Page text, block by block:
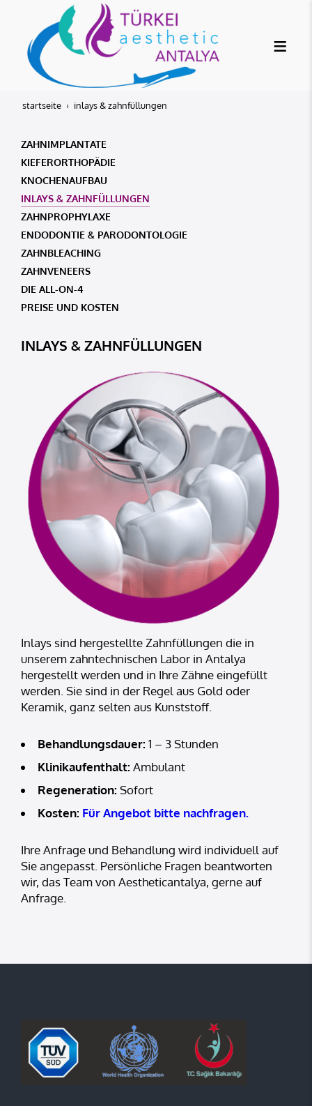
startseite inlays & zahnfüllungen
ZAHNIMPLANTATE
KIEFERORTHOPÄDIE
KNOCHENAUFBAU
INLAYS & ZAHNFÜLLUNGEN
ZAHNPROPHYLAXE
ENDODONTIE & PARODONTOLOGIE
ZAHNBLEACHING
ZAHNVENEERS
DIE ALL-ON-4
PREISE UND KOSTEN
INLAYS & ZAHNFÜLLUNGEN
Inlays sind hergestellte Zahnfüllungen die in
unserem zahntechnischen Labor in Antalya
hergestellt werden und in Ihre Zähne eingefüllt
werden. Sie sind in der Regel aus Gold oder
Keramik, ganz selten aus Kunststoff.
Behandlungsdauer: 1 – 3 Stunden
Klinikaufenthalt: Ambulant
Regeneration: Sofort
Kosten: Für Angebot bitte nachfragen.
Ihre Anfrage und Behandlung wird individuell auf
Sie angepasst. Persönliche Fragen beantworten
wir, das Team von Aestheticantalya, gerne auf
Anfrage.